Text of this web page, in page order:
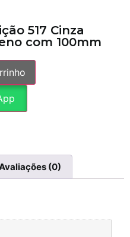
517 Cinza
com 100mm
(0)